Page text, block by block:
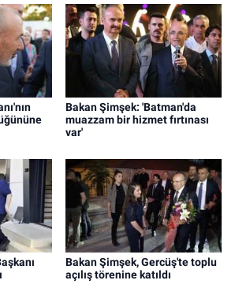
Bakan Şimşek: 'Batman'da
muazzam bir hizmet fırtınası
var'
Bakan Şimşek, Gercüş'te toplu
açılış törenine katıldı